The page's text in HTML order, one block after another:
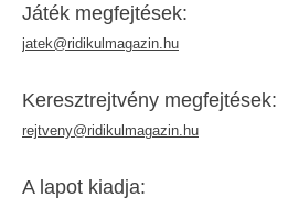
Játék megfejtések:
jatek@ridikulmagazin.hu
Kereszt­rejtvény megfejtések:
rejtveny@ridikulmagazin.hu
A lapot kiadja: